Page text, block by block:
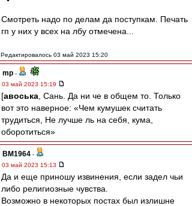
Смотреть надо по делам да поступкам. Печать
гп у них у всех на лбу отмечена...
Редактировалось 03 май 2023 15:20
mp -
03 май 2023 15:19
[авоська , Сань. Да ни че в общем то. Только
вот это наверное: «Чем кумушек считать
трудиться, Не лучше ль на себя, кума,
оборотиться»
BM1964 -
03 май 2023 15:13
Да и еще приношу извинения, если задел чьи
либо религиозные чувства.
Возможно в некоторых постах был излишне